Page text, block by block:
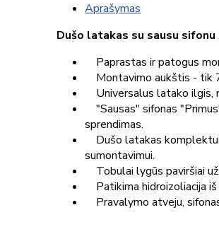
Aprašymas
Dušo latakas su sausu sifonu
Paprastas ir patogus
Montavimo aukštis - tik
Universalus latako ilgis,
"Sausas" sifonas
sprendimas.
Dušo latakas
sumontavimui.
Tobulai lygūs paviršiai
Patikima hidroizoliacija
Pravalymo atveju,